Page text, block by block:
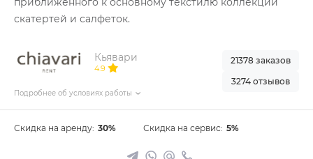
скатертей и салфеток.
Кьявари
4.9
Подробнее об условиях работы
21378 заказов
3274 отзывов
Скидка на аренду: 30% Скидка на сервис: 5%